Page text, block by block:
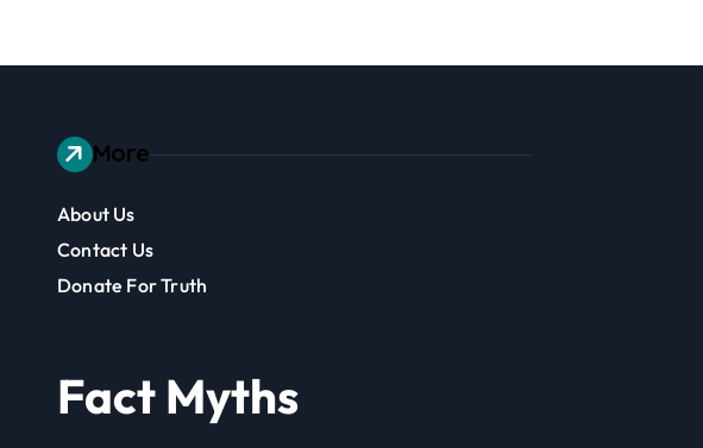
More
About Us
Contact Us
Donate For Truth
Fact Myths